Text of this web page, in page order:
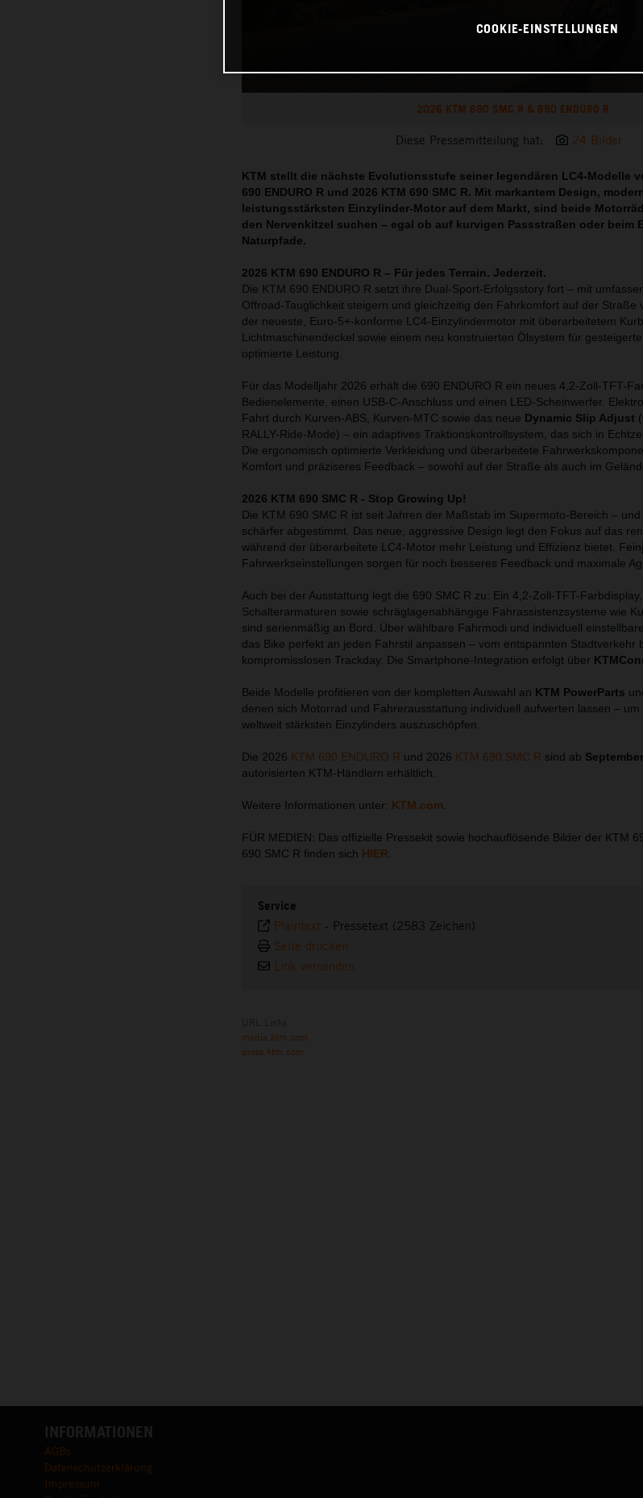
2026 KTM 690 SMC R & 690 ENDURO R
Diese Pressemitteilung hat: 24 Bilder
KTM stellt die nächste Evolutionsstufe seiner legendären LC4-Modelle
690 ENDURO R und 2026 KTM 690 SMC R. Mit markantem Design,
leistungsstärksten Einzylinder-Motor auf dem Markt, sind beide
den Nervenkitzel suchen – egal ob auf kurvigen Passstraßen oder beim
Naturpfade.
2026 KTM 690 ENDURO R – Für jedes Terrain. Jederzeit.
Die KTM 690 ENDURO R setzt ihre Dual-Sport-Erfolgsstory fort – mit
Offroad-Tauglichkeit steigern und gleichzeitig den Fahrkomfort auf der Straße
der neueste, Euro-5+-konforme LC4-Einzylindermotor mit überarbeitetem
Lichtmaschinendeckel sowie einem neu konstruierten Ölsystem für
optimierte Leistung.
Für das Modelljahr 2026 erhält die 690 ENDURO R ein neues 4,2-Zoll-TFT-
Bedienelemente, einen USB-C-Anschluss und einen LED-Scheinwerfer.
Fahrt durch Kurven-ABS, Kurven-MTC sowie das neue Dynamic Slip Adjust
RALLY-Ride-Mode) – ein adaptives Traktionskontrollsystem, das sich in
Die ergonomisch optimierte Verkleidung und überarbeitete
Komfort und präziseres Feedback – sowohl auf der Straße als auch im
2026 KTM 690 SMC R - Stop Growing Up!
Die KTM 690 SMC R ist seit Jahren der Maßstab im Supermoto-Bereich –
schärfer abgestimmt. Das neue, aggressive Design legt den Fokus auf das
während der überarbeitete LC4-Motor mehr Leistung und Effizienz bietet.
Fahrwerkseinstellungen sorgen für noch besseres Feedback und maximale
Auch bei der Ausstattung legt die 690 SMC R zu: Ein 4,2-Zoll-TFT-
Schalterarmaturen sowie schräglagenabhängige Fahrassistenzsysteme wie
sind serienmäßig an Bord. Über wählbare Fahrmodi und individuell
das Bike perfekt an jeden Fahrstil anpassen – vom entspannten Stadtverkehr
kompromisslosen Trackday. Die Smartphone-Integration erfolgt über
Beide Modelle profitieren von der kompletten Auswahl an KTM PowerParts
denen sich Motorrad und Fahrerausstattung individuell aufwerten lassen –
weltweit stärksten Einzylinders auszuschöpfen.
Die 2026 KTM 690 ENDURO R und 2026 KTM 690 SMC R sind ab
autorisierten KTM-Händlern erhältlich.
Weitere Informationen unter: KTM.com.
FÜR MEDIEN: Das offizielle Pressekit sowie hochauflösende Bilder der KTM
690 SMC R finden sich HIER.
Service
Plaintext - Pressetext (2583 Zeichen)
Seite drucken
Link versenden
media.ktm.com
press.ktm.com
INFORMATIONEN
AGBs
Datenschutzerklärung
Impressum
COOKIE-EINSTELLUNGEN